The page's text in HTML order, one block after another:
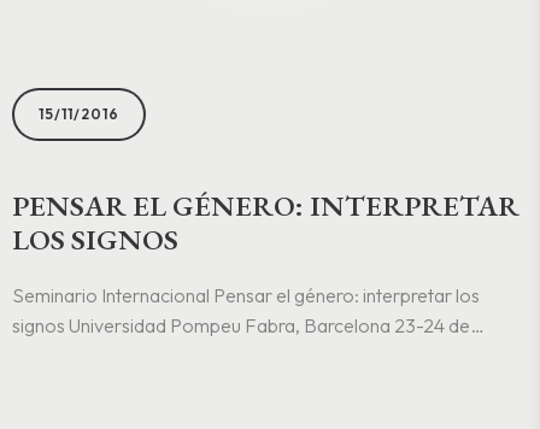
15/11/2016
PENSAR EL GÉNERO: INTERPRETAR
LOS SIGNOS
Seminario Internacional Pensar el género: interpretar los
signos Universidad Pompeu Fabra, Barcelona 23-24 de